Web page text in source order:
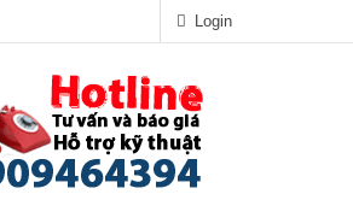
Login